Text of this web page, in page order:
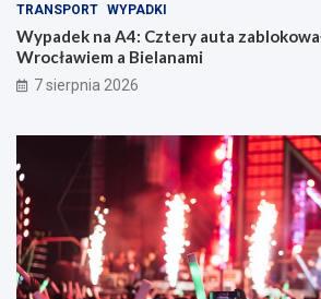
TRANSPORT WYPADKI
Wypadek na A4: Cztery auta
Wrocławiem a Bielanami
7 sierpnia 2026